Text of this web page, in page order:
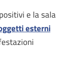
e la sala
esterni